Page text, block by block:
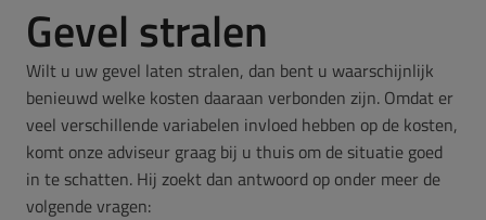
Gevel stralen
Wilt u uw gevel laten stralen, dan bent u waarschijnlijk
benieuwd welke kosten daaraan verbonden zijn. Omdat er
veel verschillende variabelen invloed hebben op de kosten,
komt onze adviseur graag bij u thuis om de situatie goed
in te schatten. Hij zoekt dan antwoord op onder meer de
volgende vragen: